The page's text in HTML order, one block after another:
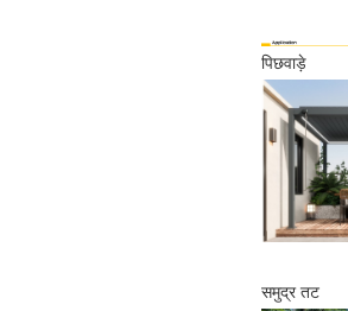
पिछवाड़े
समुद्र तट